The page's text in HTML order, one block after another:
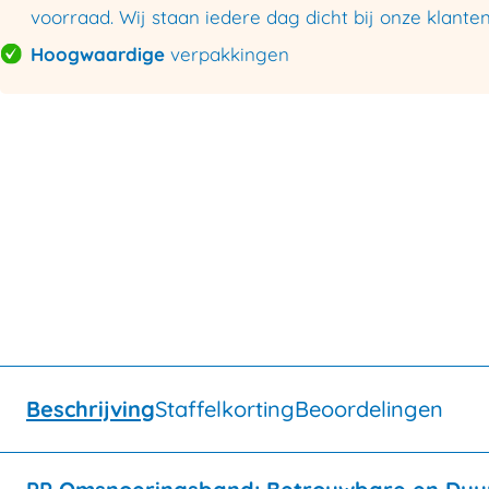
voorraad. Wij staan iedere dag dicht bij onze
Hoogwaardige verpakkingen
BeschrijvingStaffelkortingBeoordelingen